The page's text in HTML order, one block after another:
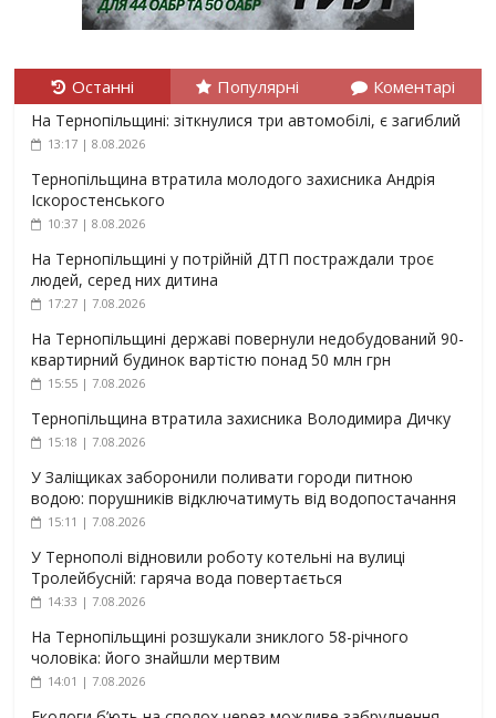
Останні Популярні Коментарі
На Тернопільщині: зіткнулися три автомобілі, є загиблий
13:17 | 8.08.2026
Тернопільщина втратила молодого захисника Андрія
Іскоростенського
10:37 | 8.08.2026
На Тернопільщині у потрійній ДТП постраждали троє
людей, серед них дитина
17:27 | 7.08.2026
На Тернопільщині державі повернули недобудований 90-
квартирний будинок вартістю понад 50 млн грн
15:55 | 7.08.2026
Тернопільщина втратила захисника Володимира Дичку
15:18 | 7.08.2026
У Заліщиках заборонили поливати городи питною
водою: порушників відключатимуть від водопостачання
15:11 | 7.08.2026
У Тернополі відновили роботу котельні на вулиці
Тролейбусній: гаряча вода повертається
14:33 | 7.08.2026
На Тернопільщині розшукали зниклого 58-річного
чоловіка: його знайшли мертвим
14:01 | 7.08.2026